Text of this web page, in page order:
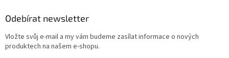
Odebírat newsletter
Vložte svůj e-mail a my vám budeme zasílat informace o nových
produktech na našem e-shopu.